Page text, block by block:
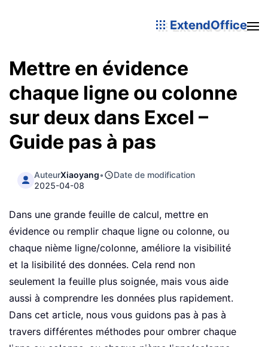
ExtendOffice
Mettre en évidence
chaque ligne ou colonne
sur deux dans Excel –
Guide pas à pas
AuteurXiaoyang•
Date de modification
2025-04-08
Dans une grande feuille de calcul, mettre en
évidence ou remplir chaque ligne ou colonne, ou
chaque nième ligne/colonne, améliore la visibilité
et la lisibilité des données. Cela rend non
seulement la feuille plus soignée, mais vous aide
aussi à comprendre les données plus rapidement.
Dans cet article, nous vous guidons pas à pas à
travers différentes méthodes pour ombrer chaque